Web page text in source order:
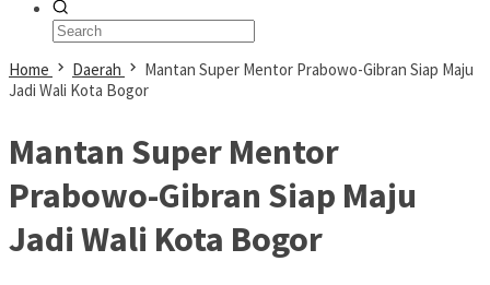
Home Daerah
Mantan Super Mentor Prabowo-Gibran Siap Maju
Jadi Wali Kota Bogor
Mantan Super Mentor
Prabowo-Gibran Siap Maju
Jadi Wali Kota Bogor